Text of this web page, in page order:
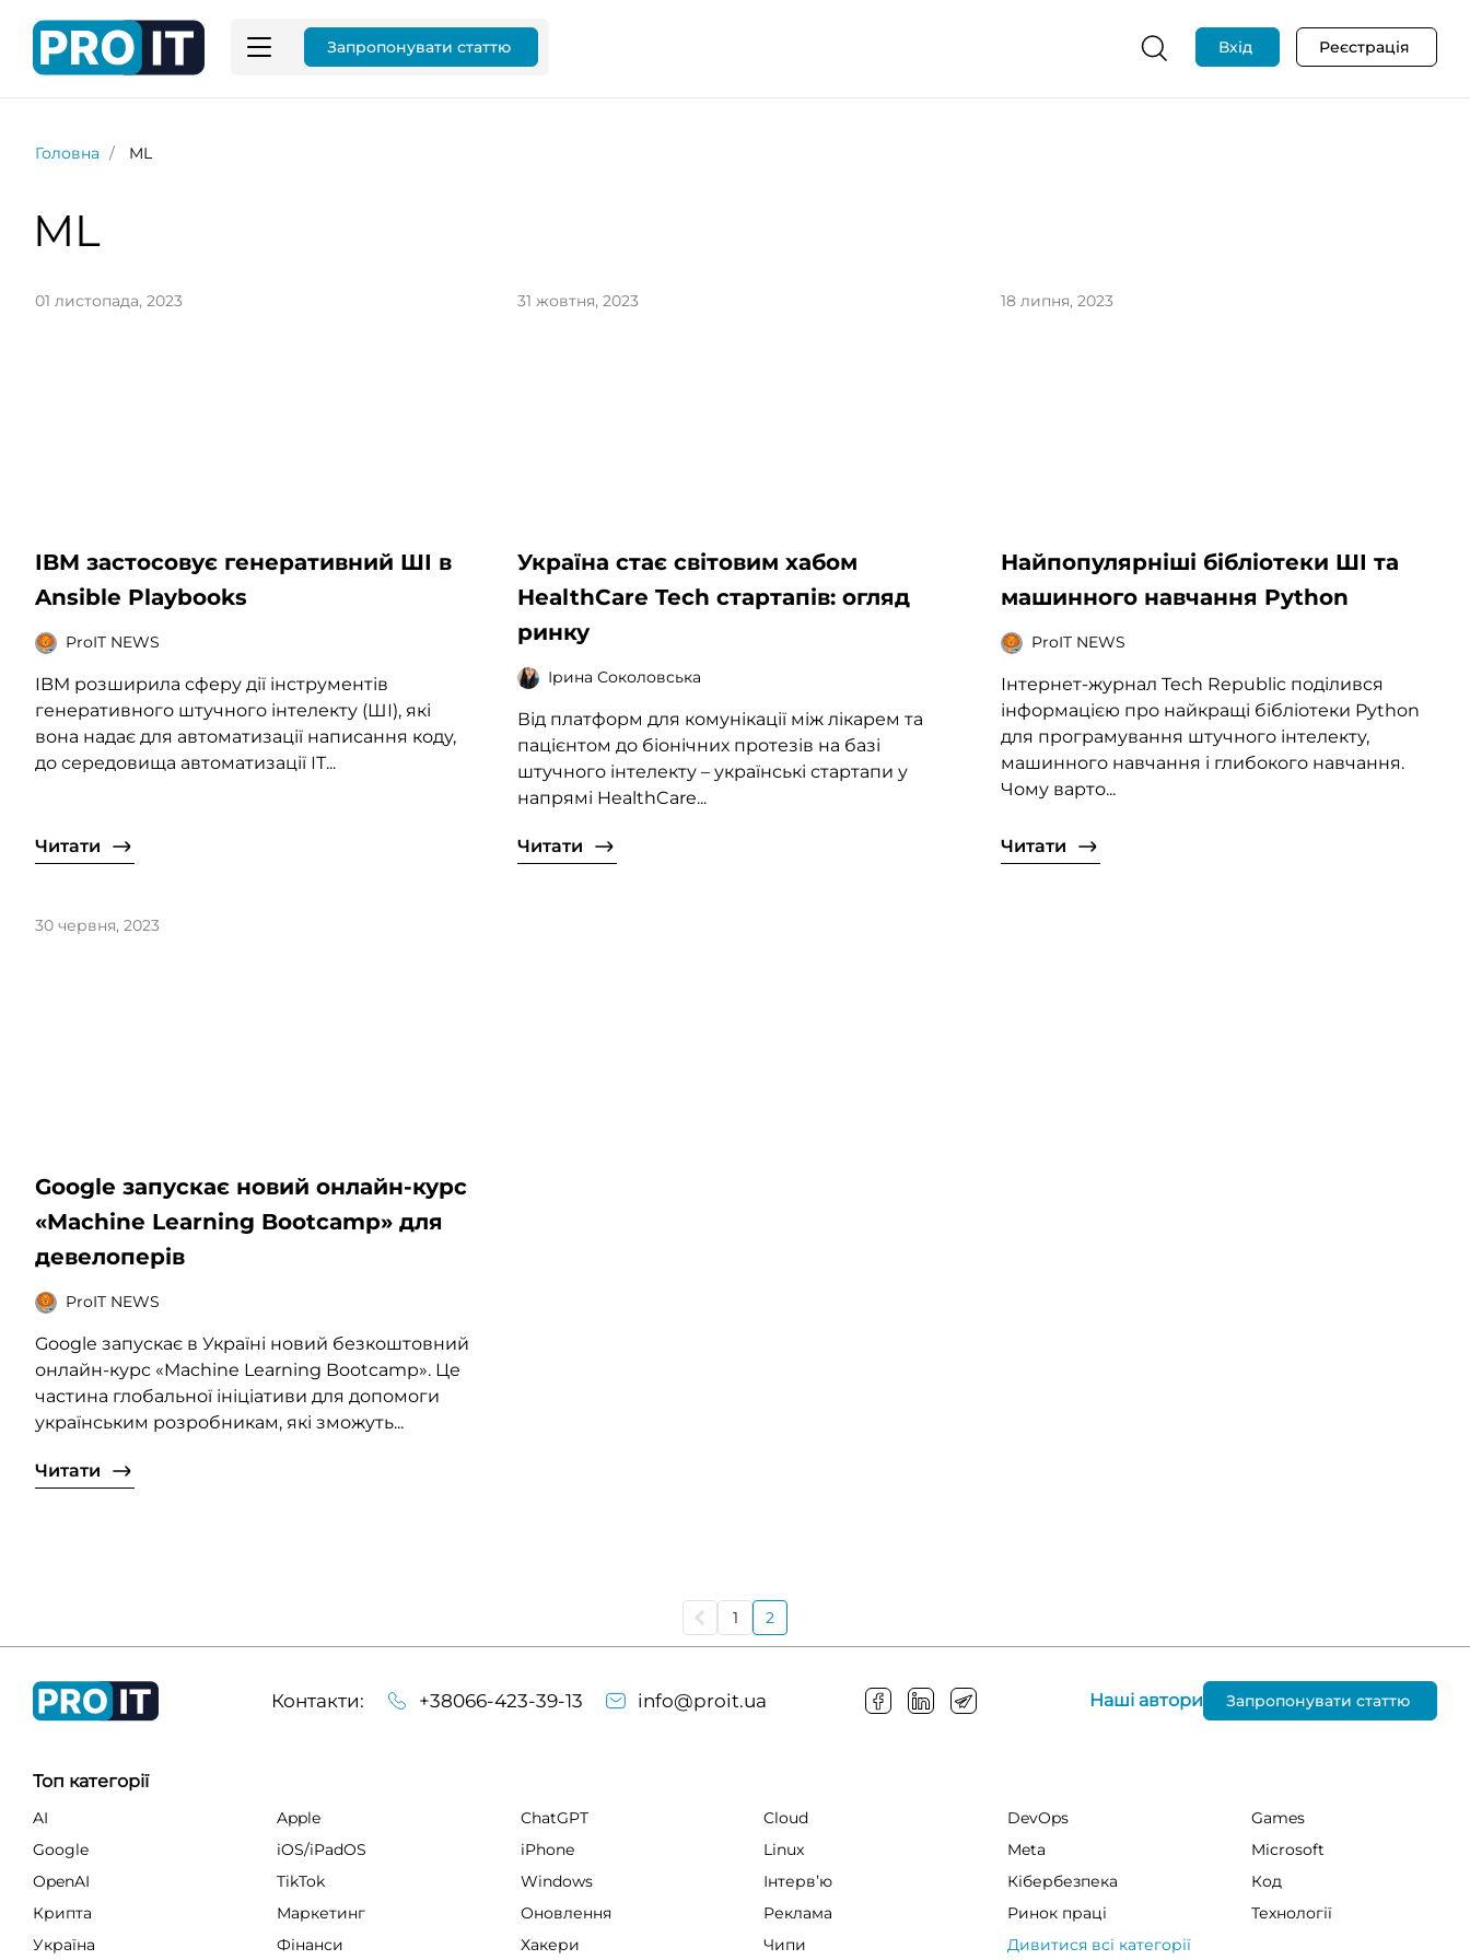
Запропонувати статтю Вхід Реєстрація
Головна ML
ML
01 листопада, 2023
IBM застосовує генеративний ШІ в
Ansible Playbooks
ProIT NEWS
IBM розширила сферу дії інструментів
генеративного штучного інтелекту (ШІ), які
вона надає для автоматизації написання коду,
до середовища автоматизації ІТ...
Читати
31 жовтня, 2023
Україна стає світовим хабом
HealthCare Tech стартапів: огляд
ринку
Ірина Соколовська
Від платформ для комунікації між лікарем та
пацієнтом до біонічних протезів на базі
штучного інтелекту – українські стартапи у
напрямі HealthCare...
Читати
18 липня, 2023
Найпопулярніші бібліотеки ШІ та
машинного навчання Python
ProIT NEWS
Інтернет-журнал Tech Republic поділився
інформацією про найкращі бібліотеки Python
для програмування штучного інтелекту,
машинного навчання і глибокого навчання.
Чому варто...
Читати
30 червня, 2023
Google запускає новий онлайн-курс
«Machine Learning Bootcamp» для
девелоперів
ProIT NEWS
Google запускає в Україні новий безкоштовний
онлайн-курс «Machine Learning Bootcamp». Це
частина глобальної ініціативи для допомоги
українським розробникам, які зможуть...
Читати
1 2
Контакти: +38066-423-39-13 info@proit.ua Наші автори Запропонувати статтю
Топ категорії
AI Apple ChatGPT Cloud DevOps
Games
Google
iOS/iPadOS iPhone Linux Meta
Microsoft
OpenAI
TikTok Windows Інтервʼю Кібербезпека
Код
Крипта
Маркетинг Оновлення Реклама Ринок праці
Технології
Україна
Фінанси Хакери Чипи Дивитися всі категорії